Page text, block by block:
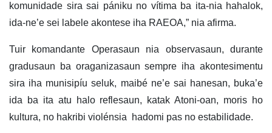
komunidade sira sai pániku no vítima ba ita-nia hahalok,
ida-ne’e sei labele akontese iha RAEOA,” nia afirma.
Tuir komandante Operasaun nia observasaun, durante
gradusaun ba oraganizasaun sempre iha akontesimentu
sira iha munisipíu seluk, maibé ne’e sai hanesan, buka’e
ida ba ita atu halo reflesaun, katak Atoni-oan, moris ho
kultura, no hakribi violénsia hadomi pas no estabilidade.